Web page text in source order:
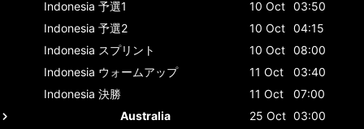
Indonesia 予選1 10 Oct 03:50
Indonesia 予選2 10 Oct 04:15
Indonesia スプリント 10 Oct 08:00
Indonesia ウォームアップ 11 Oct
03:40
Indonesia 決勝 11 Oct
07:00
Australia
25 Oct 03:00